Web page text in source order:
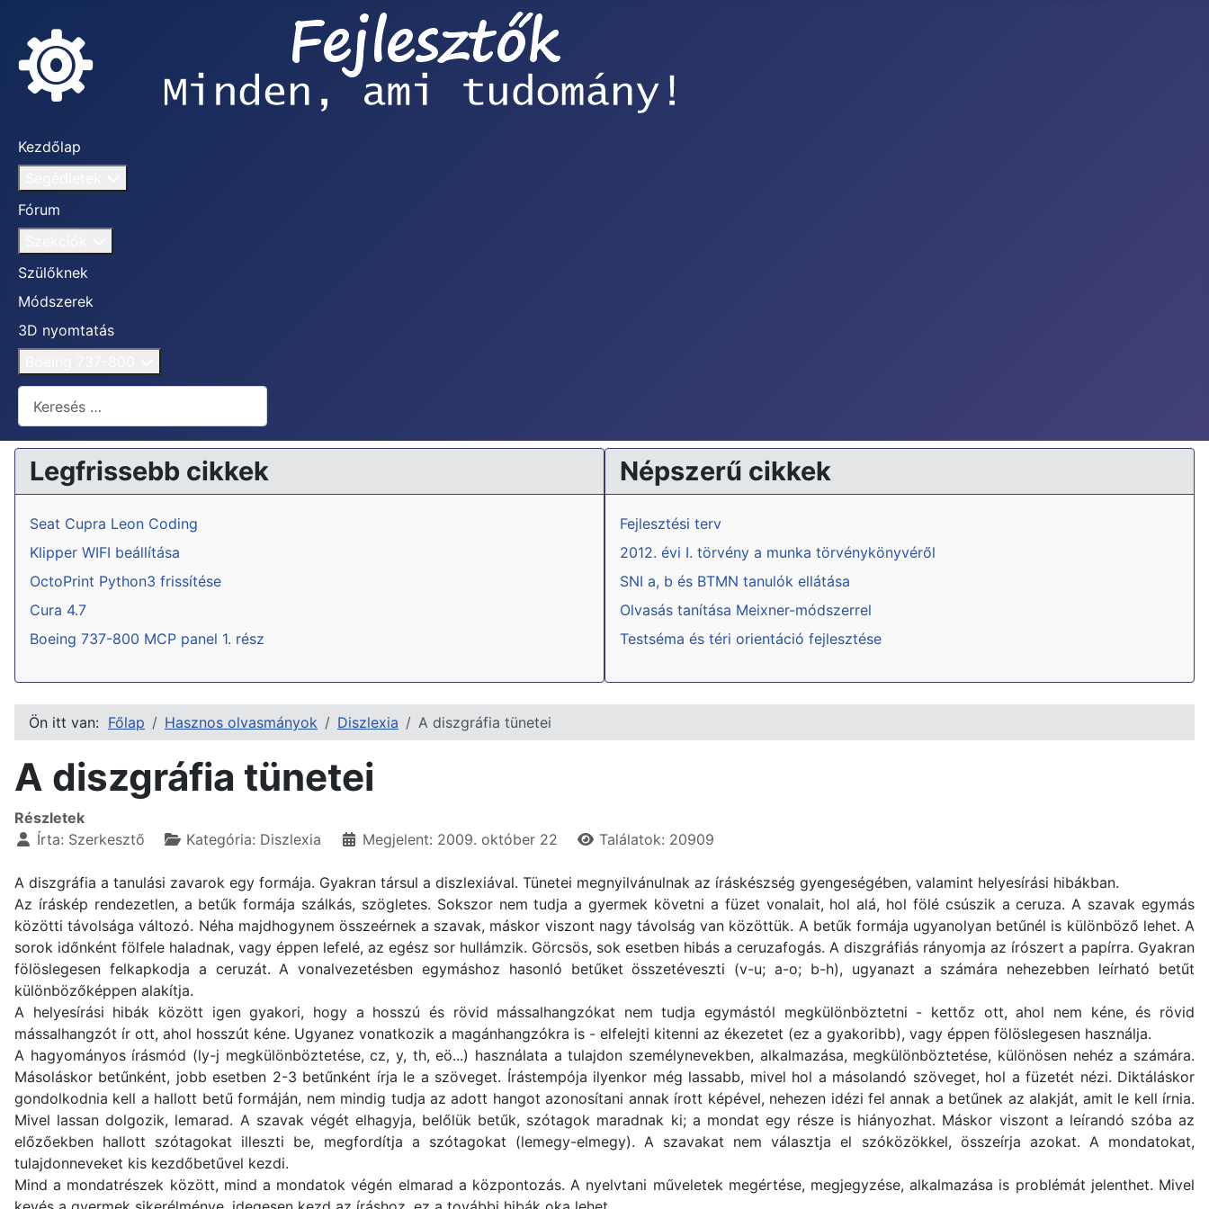
Kezdőlap
Fórum
Szülőknek
Módszerek
3D nyomtatás
Keresés...
Legfrissebb cikkek
Seat Cupra Leon Coding
Klipper WIFI beállítása
OctoPrint Python3 frissítése
Cura 4.7
Boeing 737-800 MCP panel 1. rész
Népszerű cikkek
Fejlesztési terv
2012. évi I. törvény a munka törvénykönyvéről
SNI a, b és BTMN tanulók ellátása
Olvasás tanítása Meixner-módszerrel
Testséma és téri orientáció fejlesztése
Ön itt van: Főlap Hasznos olvasmányok Diszlexia A diszgráfia tünetei
A diszgráfia tünetei
Részletek
Írta: Szerkesztő Kategória: Diszlexia Megjelent: 2009. október 22 Találatok: 20909
A diszgráfia a tanulási zavarok egy formája. Gyakran társul a diszlexiával. Tünetei megnyilvánulnak az íráskészség gyengeségében, valamint helyesírási hibákban.
Az íráskép rendezetlen, a betűk formája szálkás, szögletes. Sokszor nem tudja a gyermek követni a füzet vonalait, hol alá, hol fölé csúszik a ceruza. A szavak egymás
közötti távolsága változó. Néha majdhogynem összeérnek a szavak, máskor viszont nagy távolság van közöttük. A betűk formája ugyanolyan betűnél is különböző lehet. A
sorok időnként fölfele haladnak, vagy éppen lefelé, az egész sor hullámzik. Görcsös, sok esetben hibás a ceruzafogás. A diszgráfiás rányomja az írószert a papírra. Gyakran
fölöslegesen felkapkodja a ceruzát. A vonalvezetésben egymáshoz hasonló betűket összetéveszti (v-u; a-o; b-h), ugyanazt a számára nehezebben leírható betűt
különbözőképpen alakítja.
A helyesírási hibák között igen gyakori, hogy a hosszú és rövid mássalhangzókat nem tudja egymástól megkülönböztetni - kettőz ott, ahol nem kéne, és rövid
mássalhangzót ír ott, ahol hosszút kéne. Ugyanez vonatkozik a magánhangzókra is - elfelejti kitenni az ékezetet (ez a gyakoribb), vagy éppen fölöslegesen használja.
A hagyományos írásmód (ly-j megkülönböztetése, cz, y, th, eö...) használata a tulajdon személynevekben, alkalmazása, megkülönböztetése, különösen nehéz a számára.
Másoláskor betűnként, jobb esetben 2-3 betűnként írja le a szöveget. Írástempója ilyenkor még lassabb, mivel hol a másolandó szöveget, hol a füzetét nézi. Diktáláskor
gondolkodnia kell a hallott betű formáján, nem mindig tudja az adott hangot azonosítani annak írott képével, nehezen idézi fel annak a betűnek az alakját, amit le kell írnia.
Mivel lassan dolgozik, lemarad. A szavak végét elhagyja, belőlük betűk, szótagok maradnak ki; a mondat egy része is hiányozhat. Máskor viszont a leírandó szóba az
előzőekben hallott szótagokat illeszti be, megfordítja a szótagokat (lemegy-elmegy). A szavakat nem választja el szóközökkel, összeírja azokat. A mondatokat,
tulajdonneveket kis kezdőbetűvel kezdi.
Mind a mondatrészek között, mind a mondatok végén elmarad a központozás. A nyelvtani műveletek megértése, megjegyzése, alkalmazása is problémát jelenthet. Mivel